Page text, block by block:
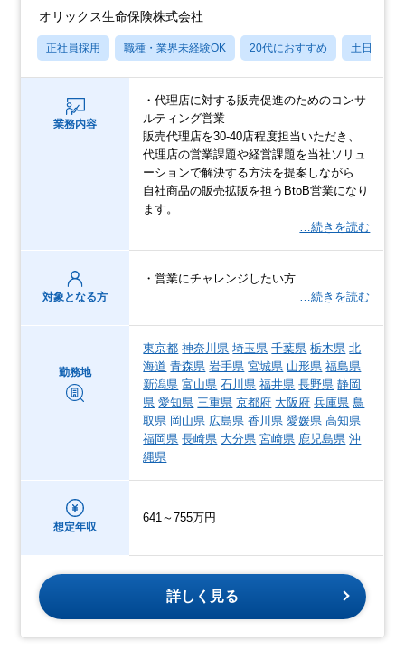
オリックス生命保険株式会社
正社員採用 職種・業界未経験OK 20代におすすめ 土日祝休み
業務内容
・代理店に対する販売促進のためのコンサ
ルティング営業
販売代理店を30-40店程度担当いただき、
代理店の営業課題や経営課題を当社ソリュ
ーションで解決する方法を提案しながら
自社商品の販売拡販を担うBtoB営業になり
ます。
…続きを読む
対象となる方
・営業にチャレンジしたい方
…続きを読む
勤務地
東京都 神奈川県 埼玉県 千葉県 栃木県 北
海道 青森県 岩手県 宮城県 山形県 福島県
新潟県 富山県 石川県 福井県 長野県 静岡
県 愛知県 三重県 京都府 大阪府 兵庫県 鳥
取県 岡山県 広島県 香川県 愛媛県 高知県
福岡県 長崎県 大分県 宮崎県 鹿児島県 沖
縄県
想定年収
641～755万円
詳しく見る